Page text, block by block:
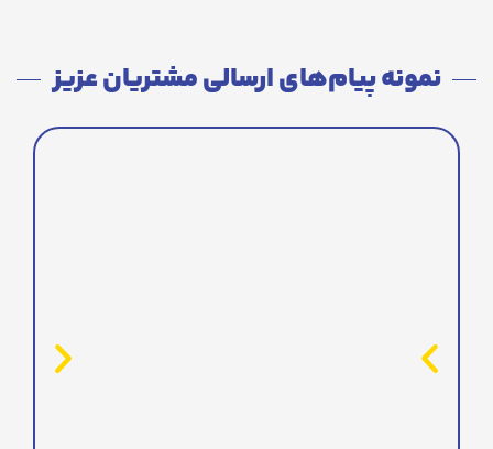
نمونه پیام‌های ارسالی مشتریان عزیز